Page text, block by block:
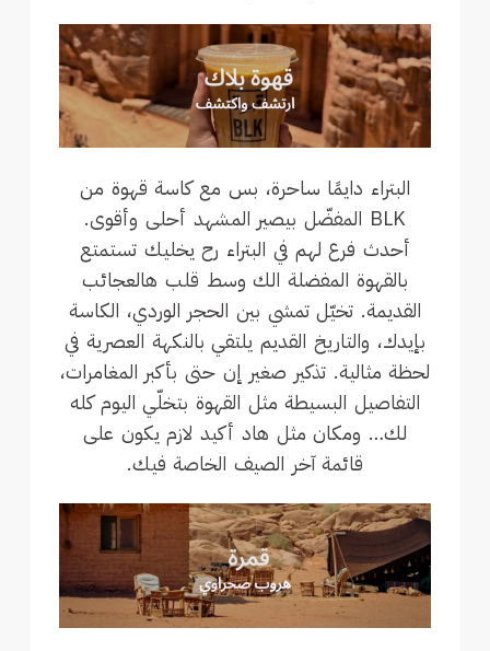
البتراء دايمًا ساحرة، بس مع كاسة قهوة من
BLK المفضّل بيصير المشهد أحلى وأقوى.
أحدث فرع لهم في البتراء رح يخليك تستمتع
بالقهوة المفضلة الك وسط قلب هالعجائب
القديمة. تخيّل تمشي بين الحجر الوردي، الكاسة
بإيدك، والتاريخ القديم يلتقي بالنكهة العصرية في
لحظة مثالية. تذكير صغير إن حتى بأكبر المغامرات،
التفاصيل البسيطة مثل القهوة بتخلّي اليوم كله
لك… ومكان مثل هاد أكيد لازم يكون على
قائمة آخر الصيف الخاصة فيك.